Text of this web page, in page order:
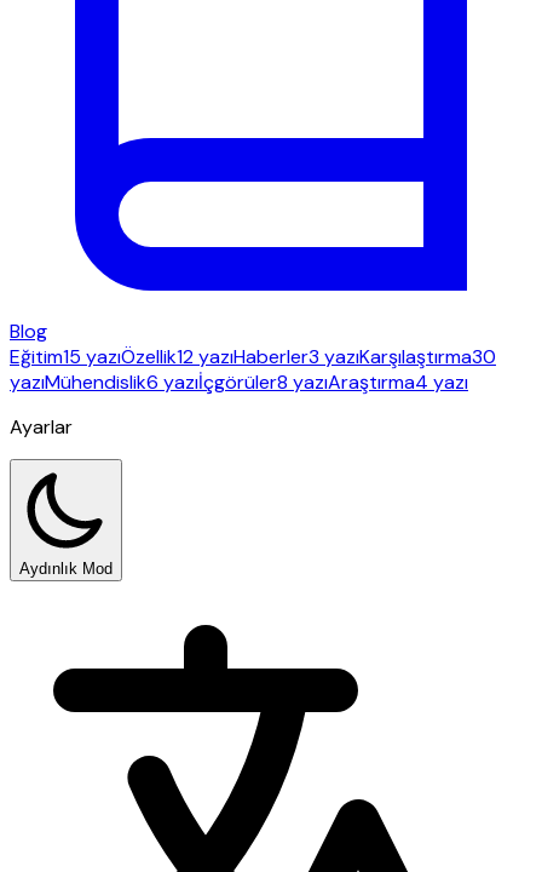
Blog
Eğitim15 yazıÖzellik12 yazıHaberler3 yazıKarşılaştırma30
yazıMühendislik6 yazıİçgörüler8 yazıAraştırma4 yazı
Ayarlar
Aydınlık Mod